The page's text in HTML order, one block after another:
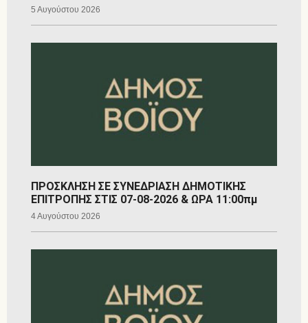
5 Αυγούστου 2026
ΠΡΟΣΚΛΗΣΗ ΣΕ ΣΥΝΕΔΡΙΑΣΗ ΔΗΜΟΤΙΚΗΣ
ΕΠΙΤΡΟΠΗΣ ΣΤΙΣ 07-08-2026 & ΩΡΑ 11:00πμ
4 Αυγούστου 2026